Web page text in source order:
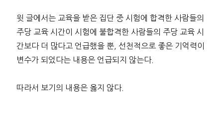
윗 글에서는 교육을 받은 집단 중 시험에 합격한 사람들의
주당 교육 시간이 시험에 불합격한 사람들의 주당 교육 시
간보다 더 많다고 언급했을 뿐, 선천적으로 좋은 기억력이
변수가 되었다는 내용은 언급되지 않는다.
따라서 보기의 내용은 옳지 않다.